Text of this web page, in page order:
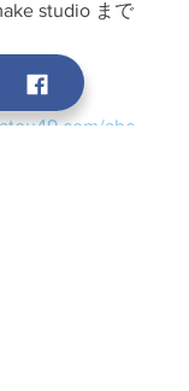
studio まで
abc-